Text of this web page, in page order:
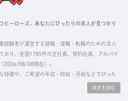
ヒーローズ。あなたにぴったりの求人が見つかり
経験者が運営する就職・復職・転職のための求人
おり、全国1785件の正社員、契約社員、アルバイ
2026/08/08現在）。
特徴や、ご希望の年収・時給・月給などでぴった
ら寄せられた正規の求人情報です。応募いただい